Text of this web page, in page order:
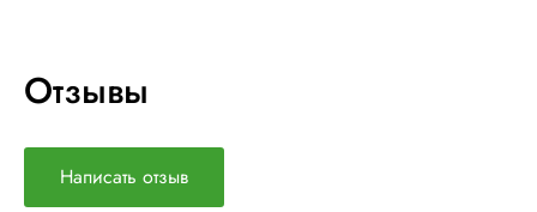
Отзывы
Написать отзыв